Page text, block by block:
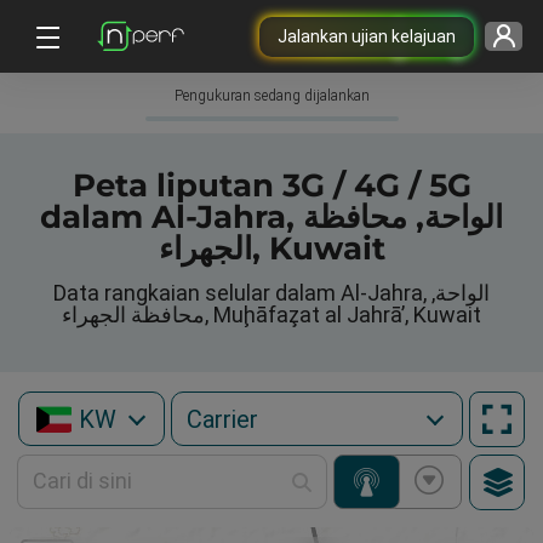
Jalankan ujian kelajuan
Pengukuran sedang dijalankan
Peta liputan 3G / 4G / 5G
dalam Al-Jahra, الواحة, محافظة
الجهراء, Kuwait
Data rangkaian selular dalam Al-Jahra, الواحة,
محافظة الجهراء, Muḩāfaz̧at al Jahrā’, Kuwait
KW